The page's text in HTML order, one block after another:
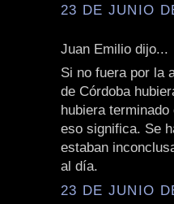
23 DE JUNIO
Juan Emilio dijo...
Si no fuera por la
de Córdoba
hubiera
eso significa. Se
estaban
al día.
23 DE JUNIO